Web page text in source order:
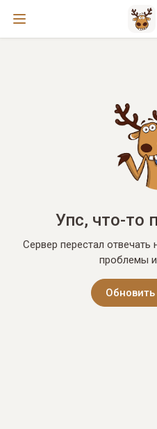
Упс, что-то
Сервер перестал
проблемы